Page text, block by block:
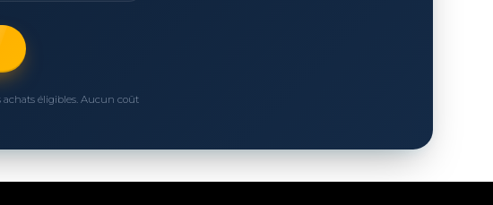
éligibles. Aucun coût